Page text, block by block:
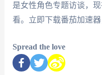
是女性角色专题访谈，
看。立即下载番茄加速
Spread the love